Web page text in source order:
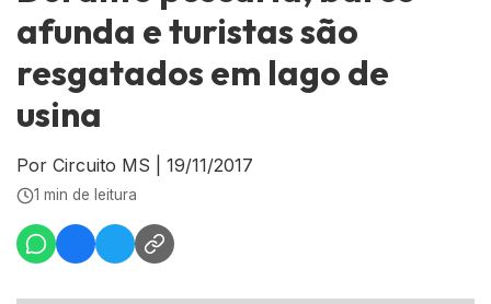
afunda e turistas são
resgatados em lago de
usina
Por Circuito MS 19/11/2017
1 min de leitura